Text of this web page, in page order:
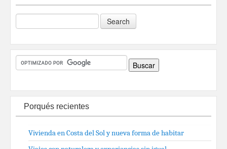
Porqués recientes
Vivienda en Costa del Sol y nueva forma de habitar